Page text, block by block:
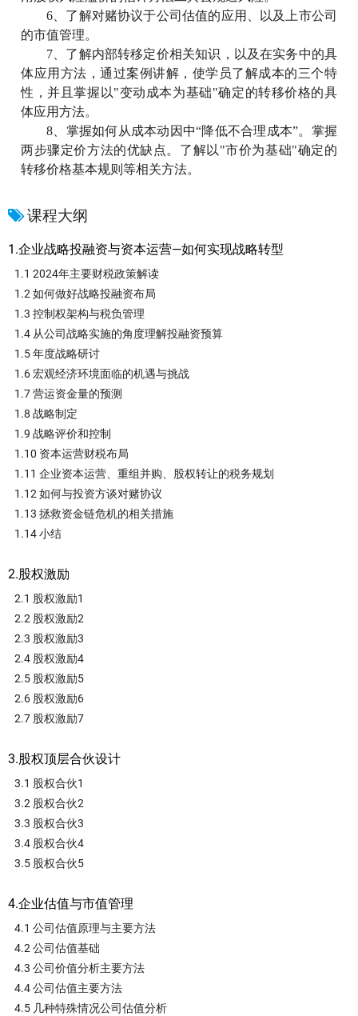
6、 了解对赌协议于公司估值的应用、以及上市公司
的市值管理。
7、 了解内部转移定价相关知识，以及在实务中的具
体应用方法，通过案例讲解，使学员了解成本的三个特
性，并且掌握以"变动成本为基础"确定的转移价格的具
体应用方法。
8、 掌握如何从成本动因中“降低不合理成本”。掌握
两步骤定价方法的优缺点。了解以"市价为基础"确定的
转移价格基本规则等相关方法。
课程大纲
1.企业战略投融资与资本运营—如何实现战略转型
1.1 2024年主要财税政策解读
1.2 如何做好战略投融资布局
1.3 控制权架构与税负管理
1.4 从公司战略实施的角度理解投融资预算
1.5 年度战略研讨
1.6 宏观经济环境面临的机遇与挑战
1.7 营运资金量的预测
1.8 战略制定
1.9 战略评价和控制
1.10 资本运营财税布局
1.11 企业资本运营、重组并购、股权转让的税务规划
1.12 如何与投资方谈对赌协议
1.13 拯救资金链危机的相关措施
1.14 小结
2.股权激励
2.1 股权激励1
2.2 股权激励2
2.3 股权激励3
2.4 股权激励4
2.5 股权激励5
2.6 股权激励6
2.7 股权激励7
3.股权顶层合伙设计
3.1 股权合伙1
3.2 股权合伙2
3.3 股权合伙3
3.4 股权合伙4
3.5 股权合伙5
4.企业估值与市值管理
4.1 公司估值原理与主要方法
4.2 公司估值基础
4.3 公司价值分析主要方法
4.4 公司估值主要方法
4.5 几种特殊情况公司估值分析